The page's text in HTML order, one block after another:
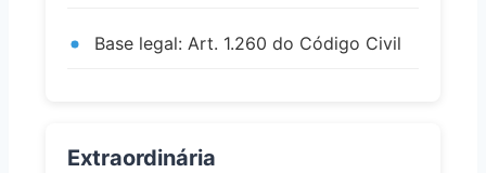
Base legal: Art. 1.260 do Código Civil
Extraordinária